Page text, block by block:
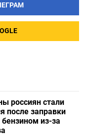
россиян стали
после заправки
из-за